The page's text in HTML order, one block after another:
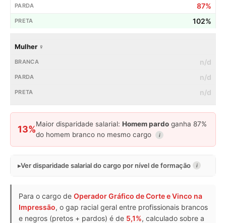
87%
102%
Mulher ♀
n/d
n/d
n/d
13%
Maior disparidade salarial: Homem pardo ganha 87%
do homem branco no mesmo cargo
i
Ver disparidade salarial do cargo por nível de formação i
Para o cargo de Operador Gráfico de Corte e Vinco na
Impressão, o gap racial geral entre profissionais brancos
e negros (pretos + pardos) é de 5,1%, calculado sobre a